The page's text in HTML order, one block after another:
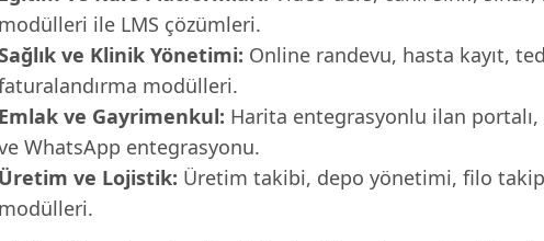
modülleri ile LMS çözümleri.
ve Klinik Yönetimi: Online randevu, hasta kayıt,
modülleri.
Emlak ve Gayrimenkul: Harita entegrasyonlu ilan portalı,
WhatsApp entegrasyonu.
Üretim ve Lojistik: Üretim takibi, depo yönetimi, filo
modülleri.